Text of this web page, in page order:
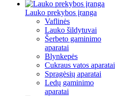
Lauko prekybos įranga
Vaflinės
Lauko šildytuvai
Šerbeto gaminimo
aparatai
Blynkepės
Cukraus vatos aparatai
Spragėsių aparatai
Ledų gaminimo
aparatai